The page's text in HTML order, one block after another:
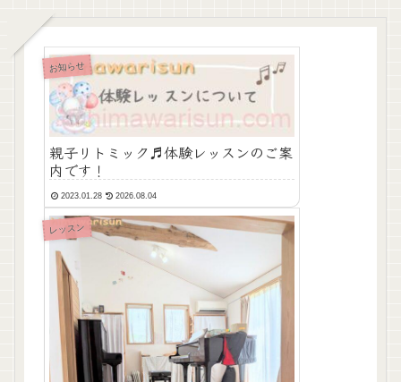
お知らせ
親子リトミック♬体験レッスンのご案
内です！
2023.01.28 2026.08.04
レッスン